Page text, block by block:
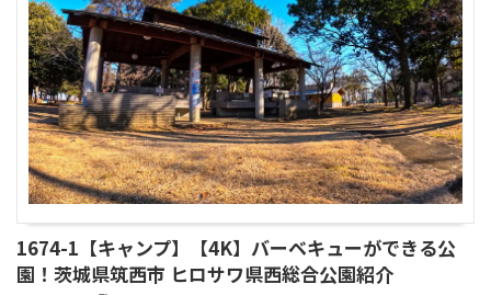
1674-1【キャンプ】【4K】バーベキューができる公
園！茨城県筑西市 ヒロサワ県西総合公園紹介